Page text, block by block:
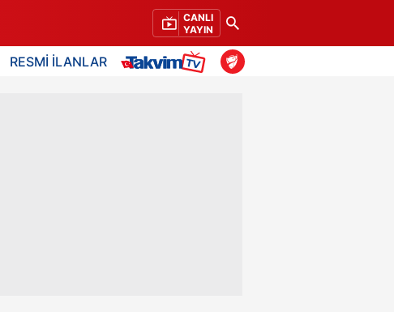
CANLI
YAYIN
RESMİ İLANLAR